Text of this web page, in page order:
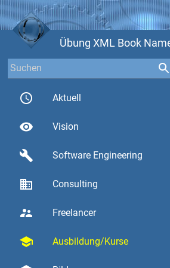
Übung XML Book
access_time Aktuell
visibility Vision
build Software Engineering
business Consulting
supervisor_account Freelancer
school Ausbildung/Kurse